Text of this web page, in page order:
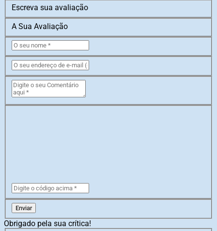
Escreva sua avaliação
A Sua Avaliação
Enviar
Obrigado pela sua crítica!